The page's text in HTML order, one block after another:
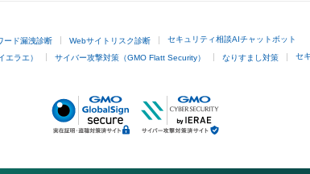
ード漏洩診断 Webサイトリスク診断 セキュリティ相談AIチャットボット
ラエ） サイバー攻撃対策（GMO Flatt Security） なりすまし対策 セ